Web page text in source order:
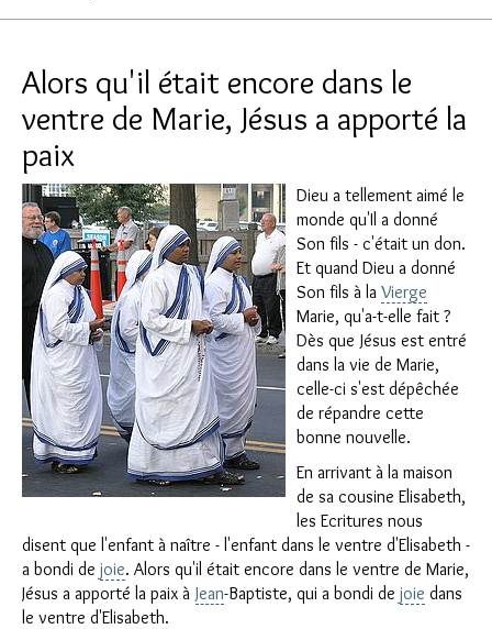
Alors qu'il était encore dans le
ventre de Marie, Jésus a apporté la
paix
Dieu a tellement aimé le
monde qu'Il a donné
Son fils - c'était un don.
Et quand Dieu a donné
Son fils à la Vierge
Marie, qu'a-t-elle fait ?
Dès que Jésus est entré
dans la vie de Marie,
celle-ci s'est dépêchée
de répandre cette
bonne nouvelle.
En arrivant à la maison
de sa cousine Elisabeth,
les Ecritures nous
disent que l'enfant à naître - l'enfant dans le ventre d'Elisabeth -
a bondi de joie. Alors qu'il était encore dans le ventre de Marie,
Jésus a apporté la paix à Jean-Baptiste, qui a bondi de joie dans
le ventre d'Elisabeth.